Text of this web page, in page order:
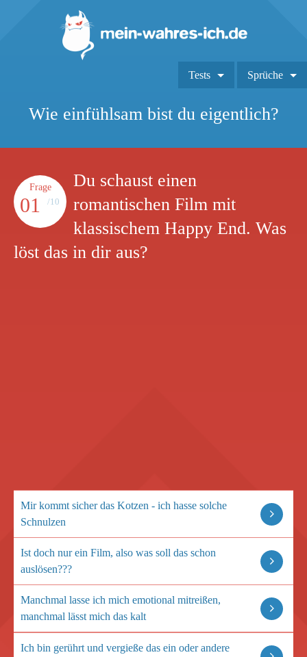
Tests Sprüche
Wie einfühlsam bist du eigentlich?
Frage
01 /10
Du schaust einen
romantischen Film mit
klassischem Happy End. Was
löst das in dir aus?
Mir kommt sicher das Kotzen - ich hasse solche
Schnulzen
Ist doch nur ein Film, also was soll das schon
auslösen???
Manchmal lasse ich mich emotional mitreißen,
manchmal lässt mich das kalt
Ich bin gerührt und vergieße das ein oder andere